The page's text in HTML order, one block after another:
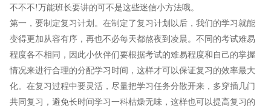
不不不!万能班长要讲的可不是这些迷信小方法哦。
第一，要制定复习计划。在制定了复习计划以后，我们的学习就能
变得更加从容有序，再也不必每天都熬夜到凌晨。不同的考试难易
程度各不相同，因此小伙伴们要根据考试的难易程度和自己的掌握
情况来进行合理的分配学习时间，这样才可以保证复习的效率最大
化。在复习过程中要灵活，尽量把学习任务分散开来，多穿插几门
共同复习，避免长时间学习一科枯燥无味，这样也可以提高复习的